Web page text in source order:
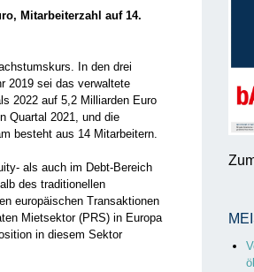
Mitarbeiterzahl auf 14.
In den drei
2019 sei das verwaltete
2022 auf 5,2 Milliarden Euro
Quartal 2021, und die
besteht aus 14 Mitarbeitern.
als auch im Debt-Bereich
des traditionellen
europäischen Transaktionen
Mietsektor (PRS) in Europa
in diesem Sektor